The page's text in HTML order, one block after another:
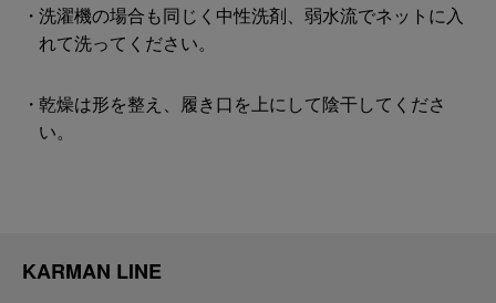
洗濯機の場合も同じく中性洗剤、弱水流でネットに入
れて洗ってください。
乾燥は形を整え、履き口を上にして陰干してくださ
い。
KARMAN LINE